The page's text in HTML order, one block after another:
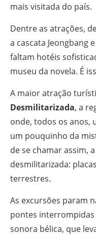
mais visitada do país.
Dentre as atrações,
a cascata Jeongbang
faltam hotéis
museu da novela. É
A maior atração
Desmilitarizada, a
onde, todos os anos,
um pouquinho da
de se chamar assim,
desmilitarizada:
terrestres.
As excursões param
pontes
sonora bélica, que